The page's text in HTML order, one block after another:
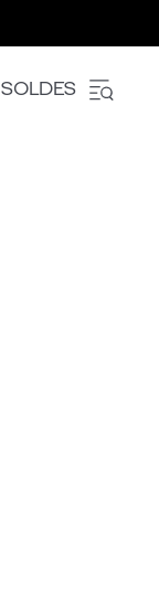
SOLDES